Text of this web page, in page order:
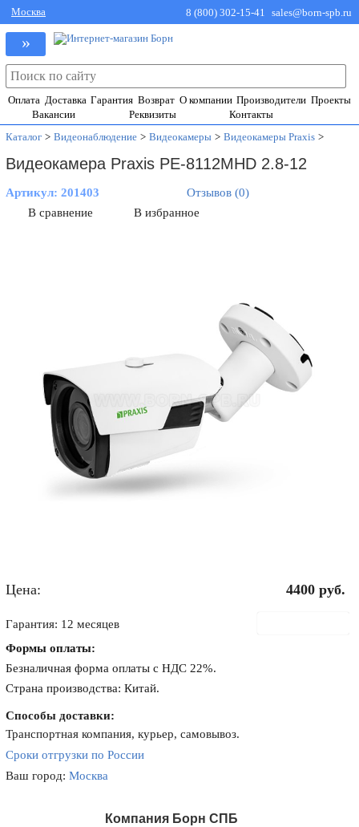
Москва 8 (800) 302-15-41 sales@born-spb.ru
»
Оплата Доставка Гарантия Возврат О компании Производители Проекты
Вакансии
Реквизиты
Контакты
Каталог > Видеонаблюдение > Видеокамеры > Видеокамеры Praxis >
Видеокамера Praxis PE-8112MHD 2.8-12
Артикул:201403
Отзывов (0)
В сравнение
В избранное
Цена: 4400 руб.
Гарантия: 12 месяцев
Формы оплаты:
Безналичная форма оплаты с НДС 22%.
Страна производства: Китай.
Способы доставки:
Транспортная компания, курьер, самовывоз.
Сроки отгрузки по России
Ваш город:Москва
Компания Борн СПБ